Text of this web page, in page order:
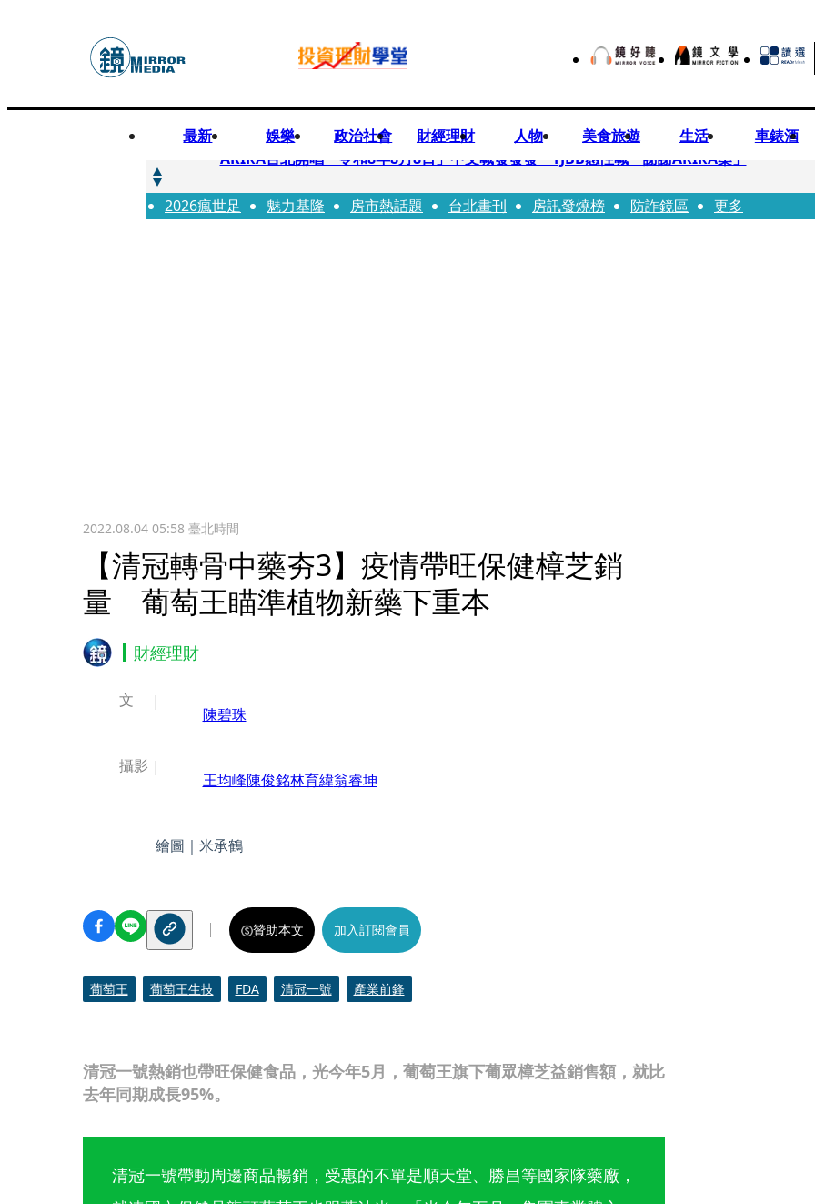
最新 娛樂 政治社會 財經理財 人物 美食旅遊 生活 車錶酒
快訊
AKIRA台北開唱「令和8年8月8日」中文喊發發發 TJBB感性喊「謝謝AKIRA桑」
快訊
台灣新冠期間沒疫苗可打？ 律師列3款嗆：陳時中唯一擋的叫科興
2026瘋世足 魅力基隆 房市熱話題 台北畫刊 房訊發燒榜 防詐鏡區 更多
2022.08.04 05:58臺北時間
【清冠轉骨中藥夯3】疫情帶旺保健樟芝銷
量 葡萄王瞄準植物新藥下重本
財經理財
清冠一號熱銷也帶旺保健食品，光今年5月，葡萄王旗下葡眾樟芝益銷售額，就比
去年同期成長95%。
文
陳碧珠
攝影
王均峰陳俊銘林育緯翁睿坤
繪圖｜米承鶴
贊助本文 加入訂閱會員
葡萄王 葡萄王生技 FDA 清冠一號 產業前鋒
清冠一號帶動周邊商品暢銷，受惠的不單是順天堂、勝昌等國家隊藥廠，